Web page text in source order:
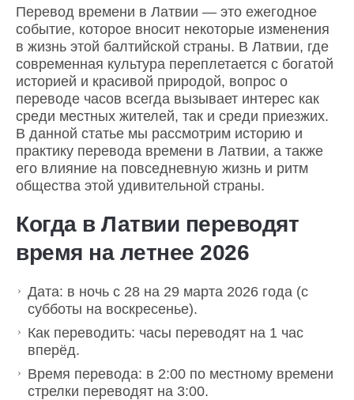
Перевод времени в Латвии — это ежегодное
событие, которое вносит некоторые изменения
в жизнь этой балтийской страны. В Латвии, где
современная культура переплетается с богатой
историей и красивой природой, вопрос о
переводе часов всегда вызывает интерес как
среди местных жителей, так и среди приезжих.
В данной статье мы рассмотрим историю и
практику перевода времени в Латвии, а также
его влияние на повседневную жизнь и ритм
общества этой удивительной страны.
Когда в Латвии переводят
время на летнее 2026
Дата: в ночь с 28 на 29 марта 2026 года (с
субботы на воскресенье).
Как переводить: часы переводят на 1 час
вперёд.
Время перевода: в 2:00 по местному времени
стрелки переводят на 3:00.